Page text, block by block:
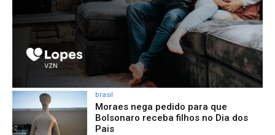
brasil
Moraes nega pedido para que
Bolsonaro receba filhos no Dia dos
Pais